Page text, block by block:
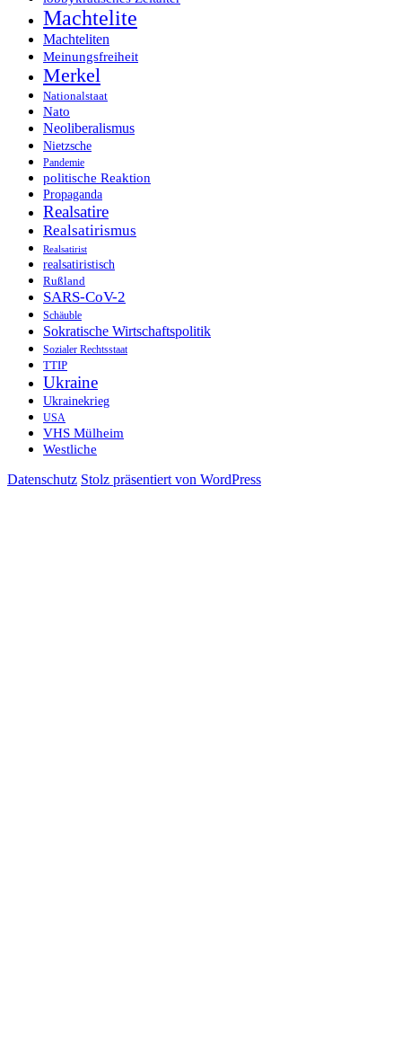
Machtelite
Machteliten
Meinungsfreiheit
Merkel
Nationalstaat
Nato
Neoliberalismus
Nietzsche
Pandemie
politische Reaktion
Propaganda
Realsatire
Realsatirismus
Realsatirist
realsatiristisch
Rußland
SARS-CoV-2
Schäuble
Sokratische Wirtschaftspolitik
Sozialer Rechtsstaat
TTIP
Ukraine
Ukrainekrieg
USA
VHS Mülheim
Westliche
Datenschutz Stolz präsentiert von WordPress